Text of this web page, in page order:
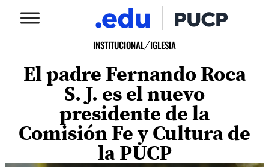
INSTITUCIONAL/IGLESIA
El padre Fernando Roca
S. J. es el nuevo
presidente de la
Comisión Fe y Cultura de
la PUCP